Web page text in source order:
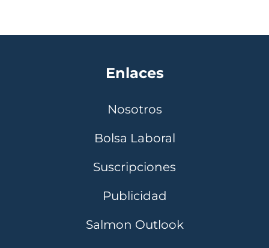
Enlaces
Nosotros
Bolsa Laboral
Suscripciones
Publicidad
Salmon Outlook